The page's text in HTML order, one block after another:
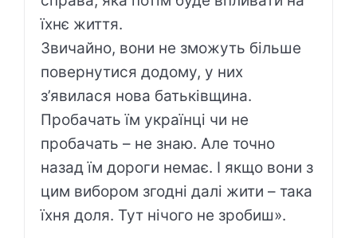
їхнє життя.
Звичайно, вони не зможуть більше
повернутися додому, у них
з’явилася нова батьківщина.
Пробачать їм українці чи не
пробачать – не знаю. Але точно
назад їм дороги немає. І якщо вони з
цим вибором згодні далі жити – така
їхня доля. Тут нічого не зробиш».